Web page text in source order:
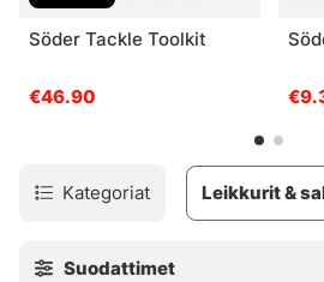
Söder Tackle Toolkit
€46.90
Kategoriat Leikkurit &
Suodattimet